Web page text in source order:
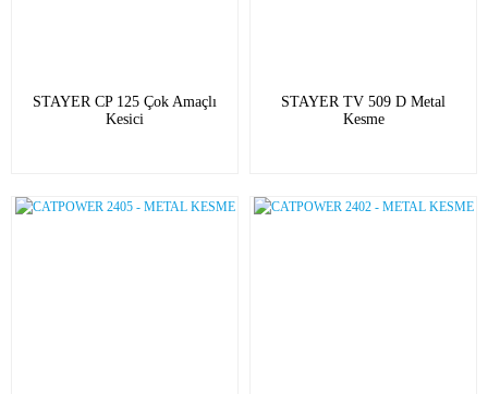
STAYER CP 125 Çok Amaçlı
Kesici
STAYER TV 509 D Metal
Kesme